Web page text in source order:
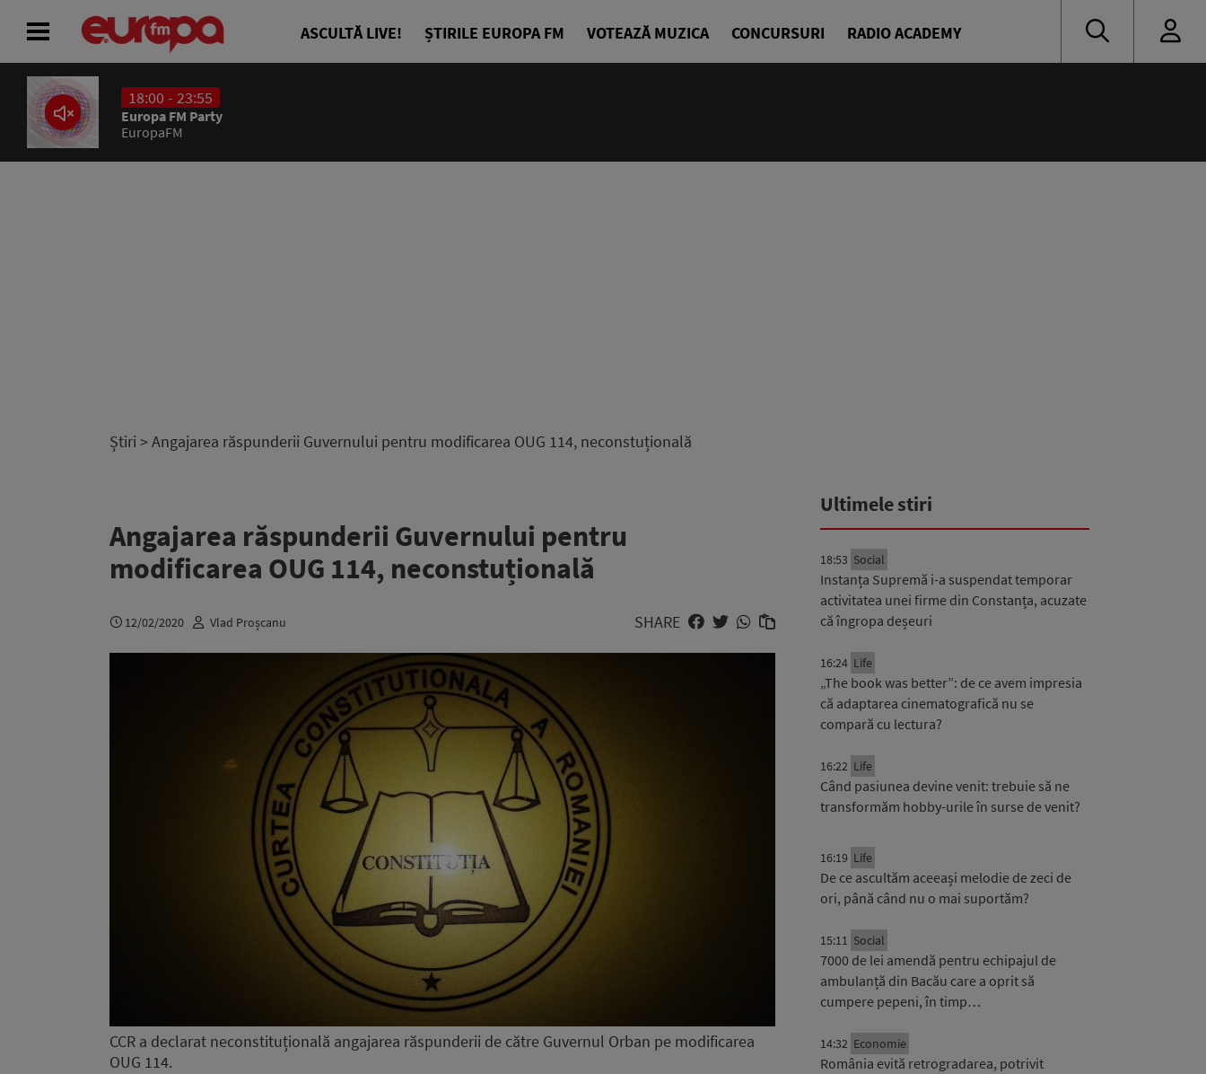
ASCULTĂ LIVE! ȘTIRILE EUROPA FM VOTEAZĂ MUZICA CONCURSURI RADIO ACADEMY
18:00 - 23:55
Europa FM Party
EuropaFM
Știri > Angajarea răspunderii Guvernului pentru modificarea OUG 114, neconstuțională
Angajarea răspunderii Guvernului pentru
modificarea OUG 114, neconstuțională
12/02/2020 Vlad Proșcanu SHARE
CCR a declarat neconstituțională angajarea răspunderii de către Guvernul Orban pe modificarea
OUG 114.
Ultimele stiri
18:53 Social
Instanța Supremă i-a suspendat temporar
activitatea unei firme din Constanța, acuzate
că îngropa deșeuri
16:24 Life
„The book was better”: de ce avem impresia
că adaptarea cinematografică nu se
compară cu lectura?
16:22 Life
Când pasiunea devine venit: trebuie să ne
transformăm hobby-urile în surse de venit?
16:19 Life
De ce ascultăm aceeași melodie de zeci de
ori, până când nu o mai suportăm?
15:11 Social
7000 de lei amendă pentru echipajul de
ambulanță din Bacău care a oprit să
cumpere pepeni, în timp…
14:32 Economie
România evită retrogradarea, potrivit
ACASĂ
ȘTIRI